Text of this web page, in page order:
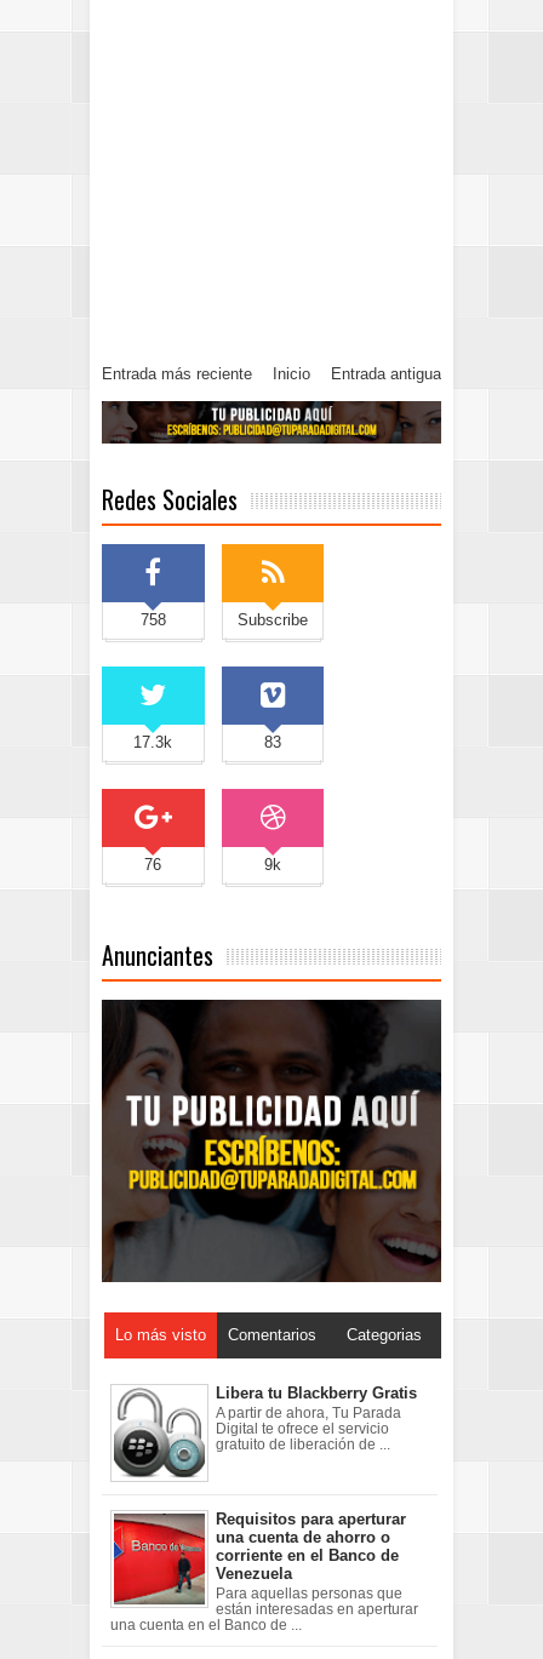
Entrada más reciente Entrada antigua
Inicio
Redes Sociales
758 Subscribe
17.3k 83
76 9k
Anunciantes
Lo más visto Comentarios Categorias
Libera tu Blackberry Gratis
A partir de ahora, Tu Parada
Digital te ofrece el servicio
gratuito de liberación de ...
Requisitos para aperturar
una cuenta de ahorro o
corriente en el Banco de
Venezuela
Para aquellas personas que
están interesadas en aperturar
una cuenta en el Banco de ...